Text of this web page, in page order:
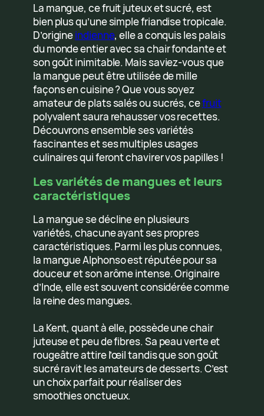
La mangue, ce fruit juteux et sucré, est
bien plus qu’une simple friandise tropicale.
D’origineindienne, elle a conquis les palais
du monde entier avec sa chair fondante et
son goût inimitable. Mais saviez-vous que
la mangue peut être utilisée de mille
façons en cuisine ? Que vous soyez
amateur de plats salés ou sucrés, cefruit
polyvalent saura rehausser vos recettes.
Découvrons ensemble ses variétés
fascinantes et ses multiples usages
culinaires qui feront chavirer vos papilles !
Les variétés de mangues et leurs
caractéristiques
La mangue se décline en plusieurs
variétés, chacune ayant ses propres
caractéristiques. Parmi les plus connues,
la mangue Alphonso est réputée pour sa
douceur et son arôme intense. Originaire
d’Inde, elle est souvent considérée comme
la reine des mangues.
La Kent, quant à elle, possède une chair
juteuse et peu de fibres. Sa peau verte et
rougeâtre attire l’œil tandis que son goût
sucré ravit les amateurs de desserts. C’est
un choix parfait pour réaliser des
smoothies onctueux.